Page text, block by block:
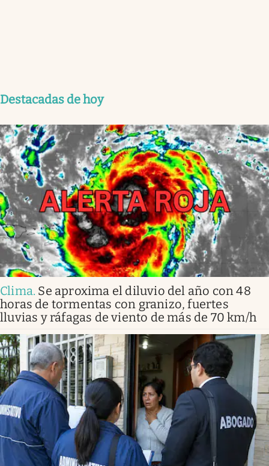
Destacadas de hoy
Clima. Se aproxima el diluvio del año con 48
horas de tormentas con granizo, fuertes
lluvias y ráfagas de viento de más de 70 km/h